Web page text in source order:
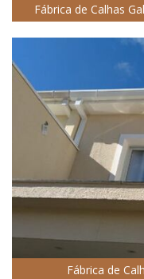
Fábrica de Calhas
Fábrica de